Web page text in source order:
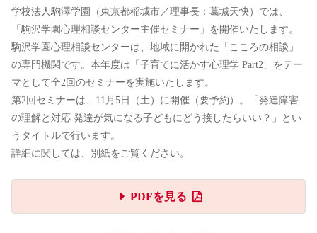
学校法人駒澤学園（東京都稲城市／理事長：葛城天快）では、
「駒沢学園心理相談センター主催セミナー」を開催いたします。
駒沢学園心理相談センターは、地域に開かれた「こころの相談」
の専門機関です。本年度は「子育てに活かす心理学 Part2」をテー
マとして全2回のセミナーを実施いたします。
第2回セミナーは、11月5日（土）に開催（要予約）。「発達障害
の理解と対応 発達が気になる子どもにどう接したらいい？」とい
うタイトルで行います。
詳細に関しては、別紙をご覧ください。
PDFを見る